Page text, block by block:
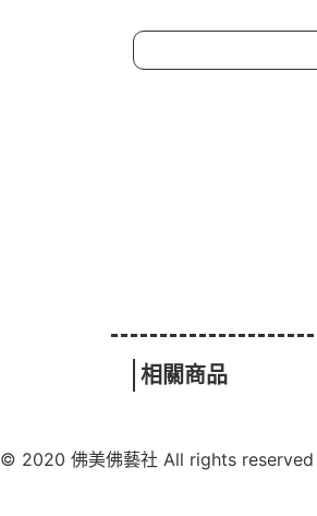
相關商品
© 2020 佛美佛藝社 All rights reserved